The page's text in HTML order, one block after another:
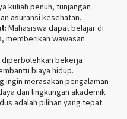
kuliah penuh, tunjangan
asuransi kesehatan.
Mahasiswa dapat belajar di
memberikan wawasan
diperbolehkan bekerja
biaya hidup.
ingin merasakan pengalaman
dan lingkungan akademik
adalah pilihan yang tepat.